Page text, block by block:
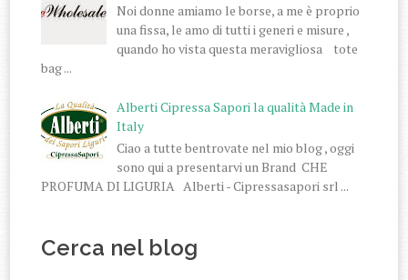
Noi donne amiamo le borse, a me è proprio
una fissa, le amo di tutti i generi e misure ,
quando ho vista questa meravigliosa tote
bag ...
Alberti Cipressa Sapori la qualità Made in
Italy
Ciao a tutte bentrovate nel mio blog , oggi
sono qui a presentarvi un Brand CHE
PROFUMA DI LIGURIA Alberti - Cipressasapori srl ...
Cerca nel blog